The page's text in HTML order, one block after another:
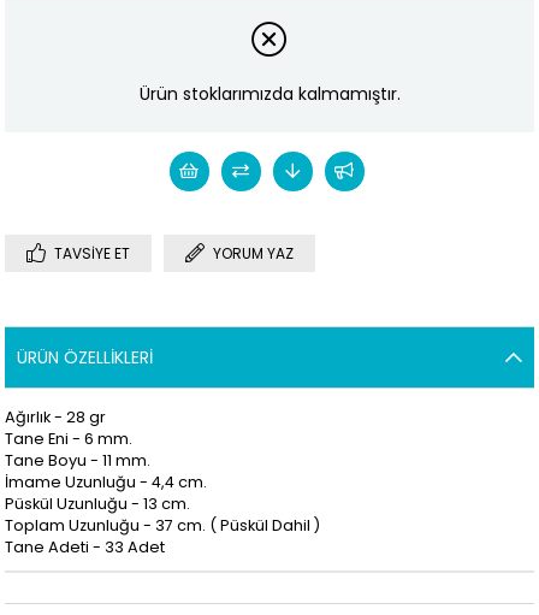
Ürün stoklarımızda kalmamıştır.
TAVSIYE ET YORUM YAZ
ÜRÜN ÖZELLIKLERI
Ağırlık - 28 gr
Tane Eni - 6 mm.
Tane Boyu - 11 mm.
İmame Uzunluğu - 4,4 cm.
Püskül Uzunluğu - 13 cm.
Toplam Uzunluğu - 37 cm. ( Püskül Dahil )
Tane Adeti - 33 Adet